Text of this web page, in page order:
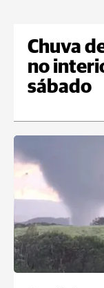
Chuva
no
sábado